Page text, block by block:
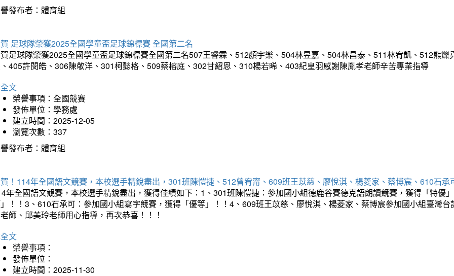
發布者：體育組
足球隊榮獲2025全國學童盃足球錦標賽 全國第二名
足球隊榮獲2025全國學童盃足球錦標賽全國第二名507王睿霖、512顏宇樂、504林昱嘉、504林昌泰、511林宥凱、512熊
405許閔皓、306陳敬洋、301柯懿格、509蔡榕庭、302甘紹恩、310楊若晞、403紀皇羽感謝陳胤孝老師辛苦專業指導
文
榮譽事項：全國競賽
發佈單位：學務處
建立時間：2025-12-05
瀏覽次數：337
發布者：體育組
！114年全國語文競賽，本校選手精銳盡出，301班陳愷捷、512曾宥甯、609班王苡慈、廖悅淇、楊菱家、蔡博宸、610石承
年全國語文競賽，本校選手精銳盡出，獲得佳績如下：1、301班陳愷捷：參加國小組德鹿谷賽德克語朗讀競賽，獲得「特優
！！3、610石承可：參加國小組寫字競賽，獲得「優等」！！4、609班王苡慈、廖悅淇、楊菱家、蔡博宸參加國小組臺灣
師、邱美玲老師用心指導，再次恭喜！！！
文
榮譽事項：
發佈單位：
建立時間：2025-11-30